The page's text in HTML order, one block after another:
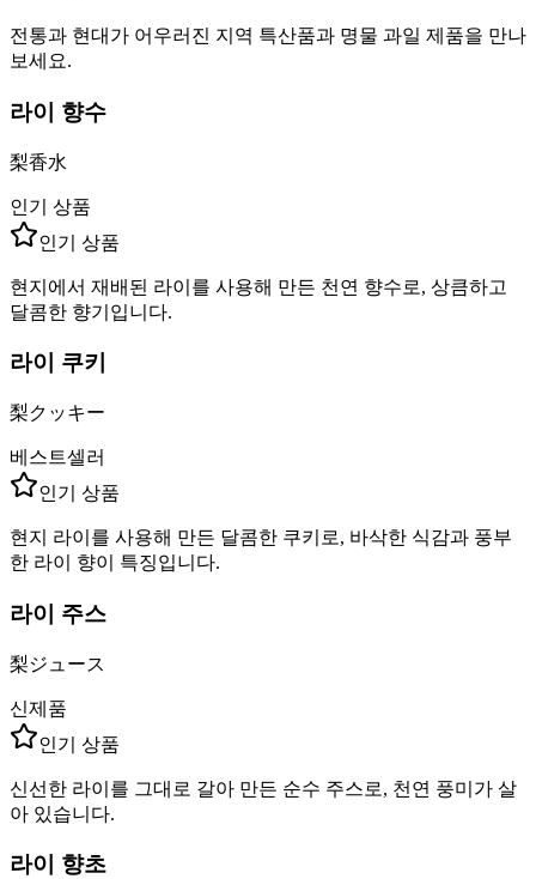
전통과 현대가 어우러진 지역 특산품과 명물 과일 제품을 만나
보세요.
라이 향수
梨香水
인기 상품
인기 상품
현지에서 재배된 라이를 사용해 만든 천연 향수로, 상큼하고
달콤한 향기입니다.
라이 쿠키
梨クッキー
베스트셀러
인기 상품
현지 라이를 사용해 만든 달콤한 쿠키로, 바삭한 식감과 풍부
한 라이 향이 특징입니다.
라이 주스
梨ジュース
신제품
인기 상품
신선한 라이를 그대로 갈아 만든 순수 주스로, 천연 풍미가 살
아 있습니다.
라이 향초